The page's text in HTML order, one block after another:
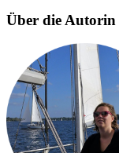
Über die Autorin